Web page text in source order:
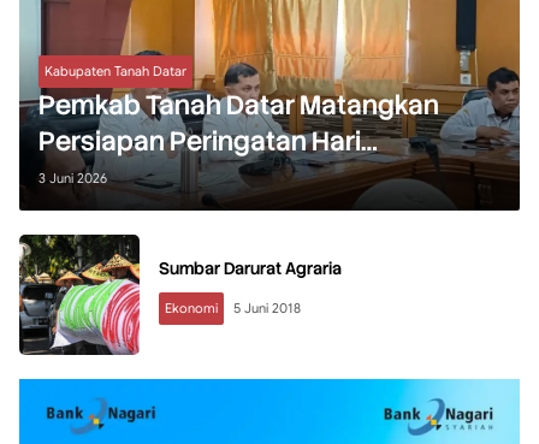
Kabupaten Tanah Datar
Pemkab Tanah Datar Matangkan
Persiapan Peringatan Hari
Lingkungan Hidup
3 Juni 2026
Sumbar Darurat Agraria
Ekonomi 5 Juni 2018